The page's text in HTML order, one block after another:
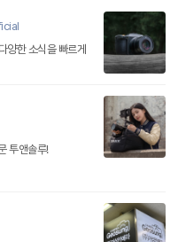
양한 소식을 빠르게
투앤솔루!